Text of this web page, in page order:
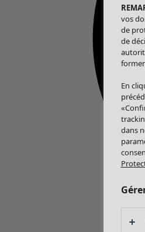
vos
de
de
En
dans